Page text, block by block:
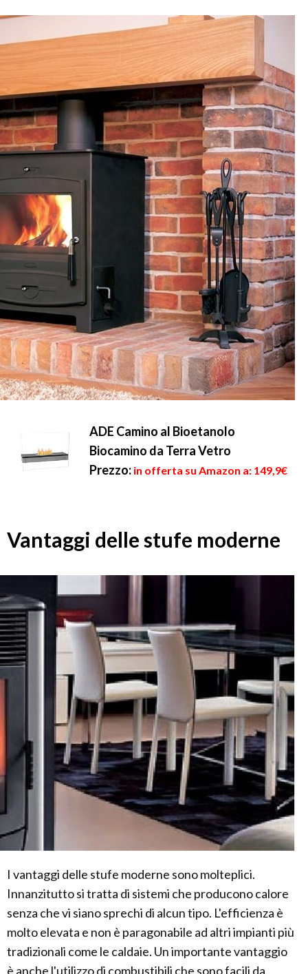
ADE Camino al Bioetanolo
Biocamino da Terra Vetro
Prezzo: in offerta su Amazon a: 149,9€
Vantaggi delle stufe moderne
I vantaggi delle stufe moderne sono molteplici.
Innanzitutto si tratta di sistemi che producono calore
senza che vi siano sprechi di alcun tipo. L'efficienza è
molto elevata e non è paragonabile ad altri impianti più
tradizionali come le caldaie. Un importante vantaggio
è anche l'utilizzo di combustibili che sono facili da